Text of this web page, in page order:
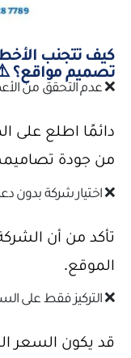
كيف تتجنب
تصميم مواقع؟
❌ عدم التحقق من
دائمًا اطلع على
من جودة
❌ اختيار شركة بدون
تأكد من أن
الموقع.
❌ التركيز فقط على
قد يكون